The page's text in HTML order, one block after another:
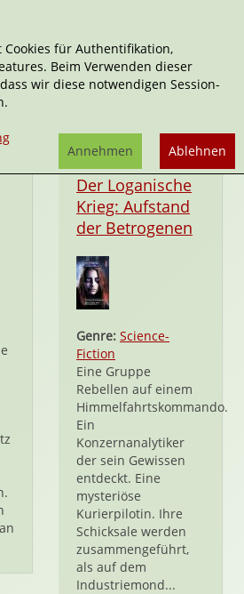
eBook
Der Loganische
Krieg: Aufstand
der Betrogenen
Genre: Science-
Fiction
Eine Gruppe
Rebellen auf einem
Himmelfahrtskommando.
Ein
Konzernanalytiker
der sein Gewissen
entdeckt. Eine
mysteriöse
Kurierpilotin. Ihre
Schicksale werden
zusammengeführt,
als auf dem
Industriemond...
Cookies für Authentifikation,
Beim Verwenden dieser
wir diese notwendigen Session-
Ablehnen
Annehmen